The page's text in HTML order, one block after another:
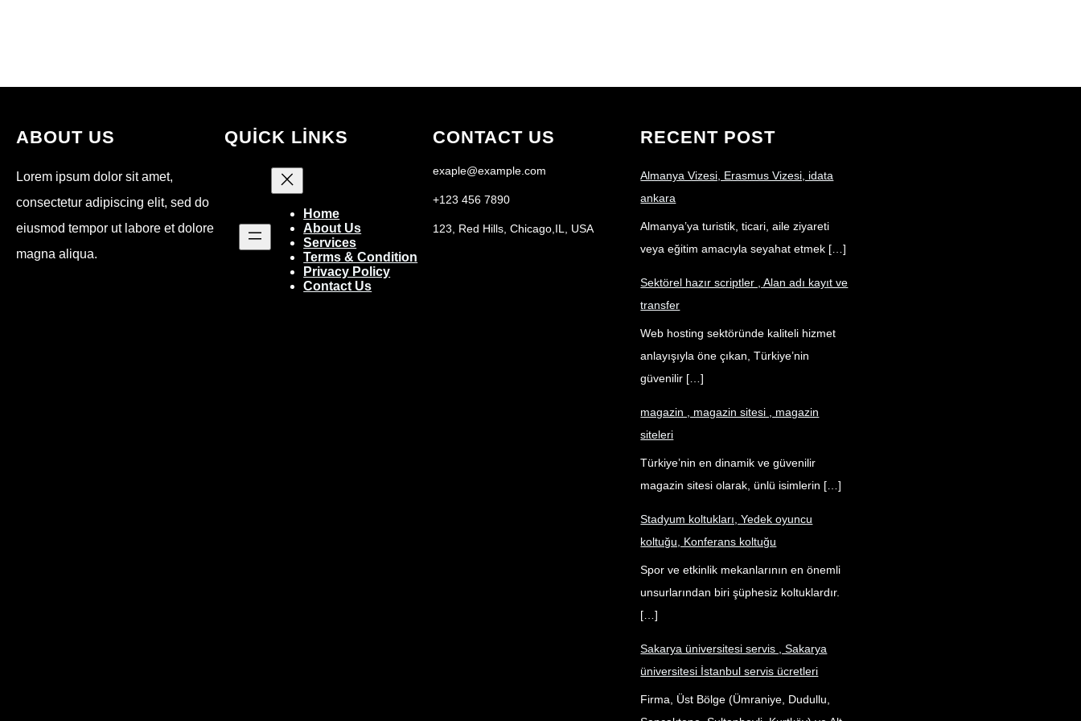
ABOUT US
Lorem ipsum dolor sit amet,
consectetur adipiscing elit, sed do
eiusmod tempor ut labore et dolore
magna aliqua.
QUICK LINKS
Home
About Us
Services
Terms & Condition
Privacy Policy
Contact Us
CONTACT US
exaple@example.com
+123 456 7890
123, Red Hills, Chicago,IL, USA
RECENT POST
Almanya Vizesi, Erasmus Vizesi, idata
ankara
Almanya’ya turistik, ticari, aile ziyareti
veya eğitim amacıyla seyahat etmek […]
Sektörel hazır scriptler , Alan adı kayıt ve
transfer
Web hosting sektöründe kaliteli hizmet
anlayışıyla öne çıkan, Türkiye’nin
güvenilir […]
magazin , magazin sitesi , magazin
siteleri
Türkiye’nin en dinamik ve güvenilir
magazin sitesi olarak, ünlü isimlerin […]
Stadyum koltukları, Yedek oyuncu
koltuğu, Konferans koltuğu
Spor ve etkinlik mekanlarının en önemli
unsurlarından biri şüphesiz koltuklardır.
[…]
Sakarya üniversitesi servis , Sakarya
üniversitesi İstanbul servis ücretleri
Firma, Üst Bölge (Ümraniye, Dudullu,